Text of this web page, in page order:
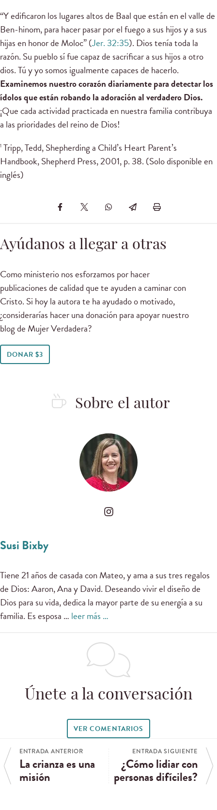
“Y edificaron los lugares altos de Baal que están en el valle de
Ben-hinom, para hacer pasar por el fuego a sus hijos y a sus
hijas en honor de Moloc” (Jer. 32:35). Dios tenía toda la
razón. Su pueblo sí fue capaz de sacrificar a sus hijos a otro
dios. Tú y yo somos igualmente capaces de hacerlo.
Examinemos nuestro corazón diariamente para detectar los
ídolos que están robando la adoración al verdadero Dios.
¡Que cada actividad practicada en nuestra familia contribuya
a las prioridades del reino de Dios!
1 Tripp, Tedd, Shepherding a Child’s Heart Parent’s
Handbook, Shepherd Press, 2001, p. 38. (Solo disponible en
inglés)
Ayúdanos a llegar a otras
Como ministerio nos esforzamos por hacer
publicaciones de calidad que te ayuden a caminar con
Cristo. Si hoy la autora te ha ayudado o motivado,
¿considerarías hacer una donación para apoyar nuestro
blog de Mujer Verdadera?
DONAR $3
Sobre el autor
Susi Bixby
Tiene 21 años de casada con Mateo, y ama a sus tres regalos
de Dios: Aaron, Ana y David. Deseando vivir el diseño de
Dios para su vida, dedica la mayor parte de su energía a su
familia. Es esposa … leer más …
Únete a la conversación
VER COMENTARIOS
ENTRADA ANTERIOR
La crianza es una
misión
ENTRADA SIGUIENTE
¿Cómo lidiar con
personas difíciles?